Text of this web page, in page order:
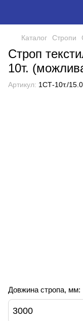
Каталог Стропи
Строп
10т.
Артикул: 1СТ-10т./
Довжина стропа, мм:
3000